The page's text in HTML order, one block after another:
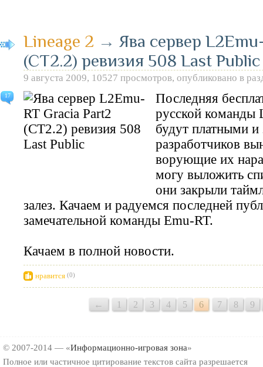
17
Lineage 2 → Ява сервер
(CT2.2) ревизия 508 Last Public
9 августа 2009, 10527 просмотров, опубликовано в
Последняя
русской команды
будут платными
разработчиков
ворующие их
могу выложить
они закрыли
залез. Качаем и радуемся последней
замечательной команды Emu-RT.
Качаем в полной новости.
нравится (0)
← 1 2 3 4 5 6 7 8 9
© 2007-2014 — «Информационно-игровая зона»
Полное или частичное цитирование текстов сайта разрешается